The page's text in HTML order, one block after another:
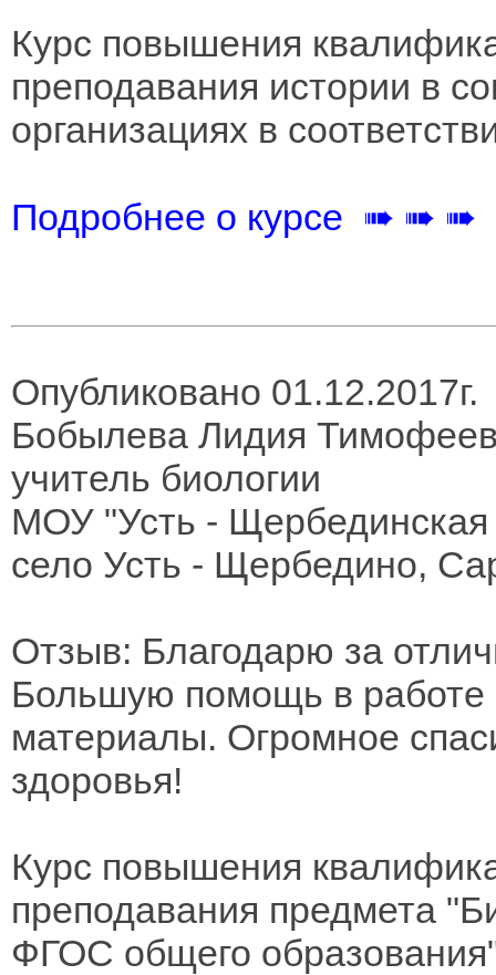
Курс повышения
преподавания истории в
организациях в
Подробнее о курсе ➠ ➠ ➠
Опубликовано 01.12.2017г.
Бобылева Лидия
учитель биологии
МОУ "Усть -
село Усть - Щербедино,
Отзыв: Благодарю за
Большую помощь в работе
материалы. Огромное
здоровья!
Курс повышения
преподавания предмета
ФГОС общего